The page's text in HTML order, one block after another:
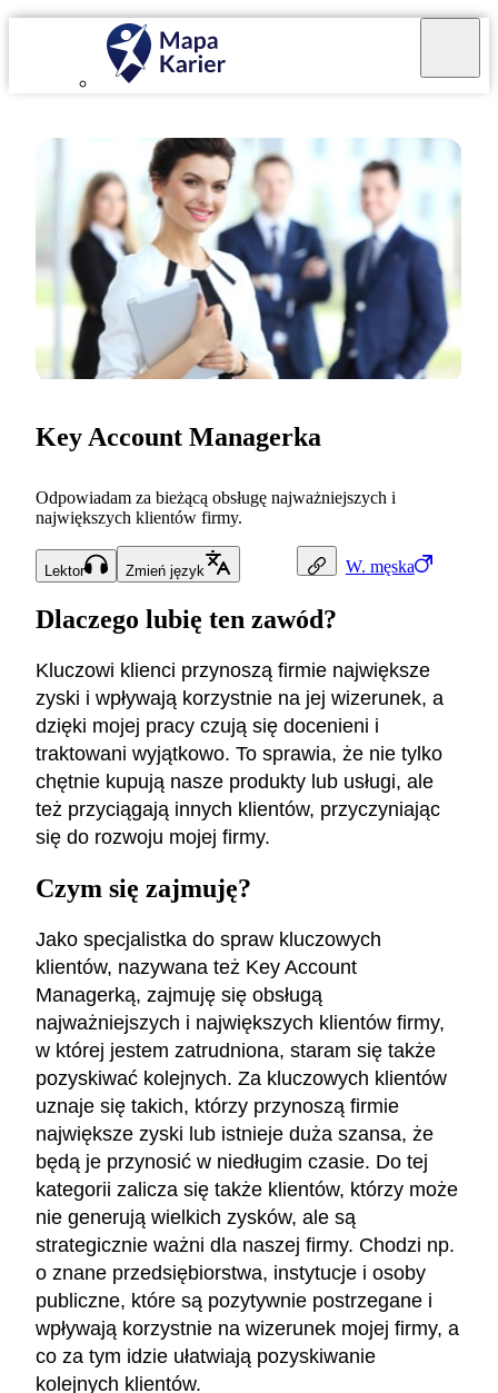
W. męska
Key Account Managerka
Odpowiadam za bieżącą obsługę najważniejszych i
największych klientów firmy.
Lektor Zmień język
Dlaczego lubię ten zawód?
Kluczowi klienci przynoszą firmie największe
zyski i wpływają korzystnie na jej wizerunek, a
dzięki mojej pracy czują się docenieni i
traktowani wyjątkowo. To sprawia, że nie tylko
chętnie kupują nasze produkty lub usługi, ale
też przyciągają innych klientów, przyczyniając
się do rozwoju mojej firmy.
Czym się zajmuję?
Jako specjalistka do spraw kluczowych
klientów, nazywana też Key Account
Managerką, zajmuję się obsługą
najważniejszych i największych klientów firmy,
w której jestem zatrudniona, staram się także
pozyskiwać kolejnych. Za kluczowych klientów
uznaje się takich, którzy przynoszą firmie
największe zyski lub istnieje duża szansa, że
będą je przynosić w niedługim czasie. Do tej
kategorii zalicza się także klientów, którzy może
nie generują wielkich zysków, ale są
strategicznie ważni dla naszej firmy. Chodzi np.
o znane przedsiębiorstwa, instytucje i osoby
publiczne, które są pozytywnie postrzegane i
wpływają korzystnie na wizerunek mojej firmy, a
co za tym idzie ułatwiają pozyskiwanie
kolejnych klientów.